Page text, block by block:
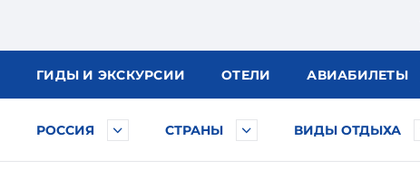
ГИДЫ И ЭКСКУРСИИ ОТЕЛИ АВИАБИЛЕТЫ
РОССИЯ СТРАНЫ ВИДЫ ОТДЫХА